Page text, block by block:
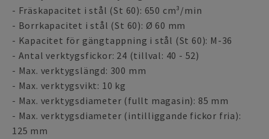
- Fräskapacitet i stål (St 60): 650 cm³/min
- Borrkapacitet i stål (St 60): Ø 60 mm
- Kapacitet för gängtappning i stål (St 60): M-36
- Antal verktygsfickor: 24 (tillval: 40 - 52)
- Max. verktygslängd: 300 mm
- Max. verktygsvikt: 10 kg
- Max. verktygsdiameter (fullt magasin): 85 mm
- Max. verktygsdiameter (intilliggande fickor fria):
125 mm